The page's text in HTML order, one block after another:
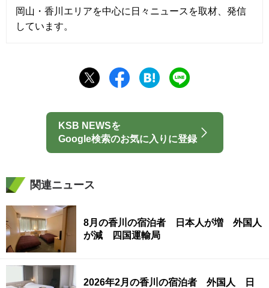
岡山・香川エリアを中心に日々ニュースを取材、発信
しています。
KSB NEWSを
Google検索のお気に入りに登録
関連ニュース
8月の香川の宿泊者 日本人が増 外国人
が減 四国運輸局
2026年2月の香川の宿泊者 外国人 日